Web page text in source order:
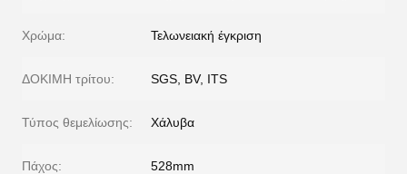
Χρώμα: Τελωνειακή έγκριση
ΔΟΚΙΜΗ τρίτου: SGS, BV, ITS
Τύπος θεμελίωσης: Χάλυβα
Πάχος: 528mm